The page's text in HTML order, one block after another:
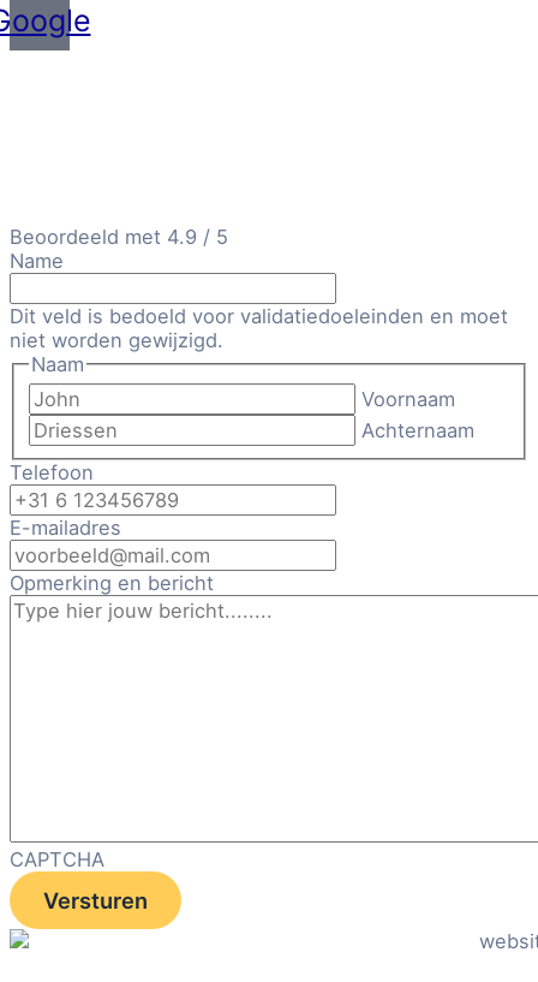
Beoordeeld met 4.9 / 5
Name
Dit veld is bedoeld voor validatiedoeleinden en moet
niet worden gewijzigd.
Naam
Voornaam
Achternaam
Telefoon
E-mailadres
Opmerking en bericht
CAPTCHA
Versturen